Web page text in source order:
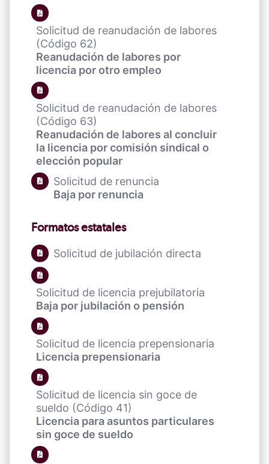
Solicitud de reanudación de labores
(Código 62)
Reanudación de labores por
licencia por otro empleo
Solicitud de reanudación de labores
(Código 63)
Reanudación de labores al concluir
la licencia por comisión sindical o
elección popular
Solicitud de renuncia
Baja por renuncia
Formatos estatales
Solicitud de jubilación directa
Solicitud de licencia prejubilatoria
Baja por jubilación o pensión
Solicitud de licencia prepensionaria
Licencia prepensionaria
Solicitud de licencia sin goce de
sueldo (Código 41)
Licencia para asuntos particulares
sin goce de sueldo